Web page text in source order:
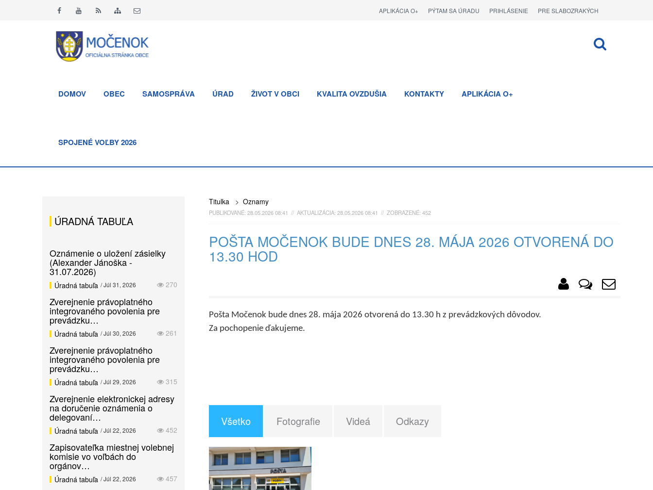
PRE SLABOZRAKÝCH
PRIHLÁSENIE
PÝTAM SA ÚRADU
APLIKÁCIA O+
DOMOV OBEC SAMOSPRÁVA ÚRAD ŽIVOT V OBCI KVALITA OVZDUŠIA KONTAKTY APLIKÁCIA O+
SPOJENÉ VOĽBY 2026
Titulka> Oznamy
PUBLIKOVANÉ: 28.05.2026 08:41 // AKTUALIZÁCIA: 28.05.2026 08:41 // ZOBRAZENÉ: 452
POŠTA MOČENOK BUDE DNES 28. MÁJA 2026 OTVORENÁ DO
13.30 HOD
Pošta Močenok bude dnes 28. mája 2026 otvorená do 13.30 h z prevádzkových dôvodov.
Za pochopenie ďakujeme.
Všetko Fotografie Videá Odkazy
ÚRADNÁ TABUĽA
Oznámenie o uložení zásielky
(Alexander Jánoška -
31.07.2026)
270
Úradná tabuľa / Júl 31, 2026
Zverejnenie právoplatného
integrovaného povolenia pre
prevádzku…
261
Úradná tabuľa / Júl 30, 2026
Zverejnenie právoplatného
integrovaného povolenia pre
prevádzku…
315
Úradná tabuľa / Júl 29, 2026
Zverejnenie elektronickej adresy
na doručenie oznámenia o
delegovaní…
452
Úradná tabuľa / Júl 22, 2026
Zapisovateľka miestnej volebnej
komisie vo voľbách do
orgánov…
457
Úradná tabuľa / Júl 22, 2026